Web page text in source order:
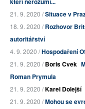
21. 9. 2020 /Situace v
18. 9. 2020 /Rozhovor
autoritářství
4. 9. 2020 /Hospodaření
21. 9. 2020 /Boris Cvek
Roman Prymula
21. 9. 2020 /Karel Dolejší
21. 9. 2020 /Mohou se